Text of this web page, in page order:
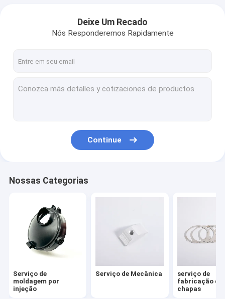
Serviço de Mecânica
serviço de fabricação de chapas
Serviço de construção de caixas
Deixe Um Recado
Nós Responderemos Rapidamente
Continue
Nossas Categorias
Serviço de
moldagem por
injeção
Serviço de Mecânica
serviço de
fabricação de
chapas